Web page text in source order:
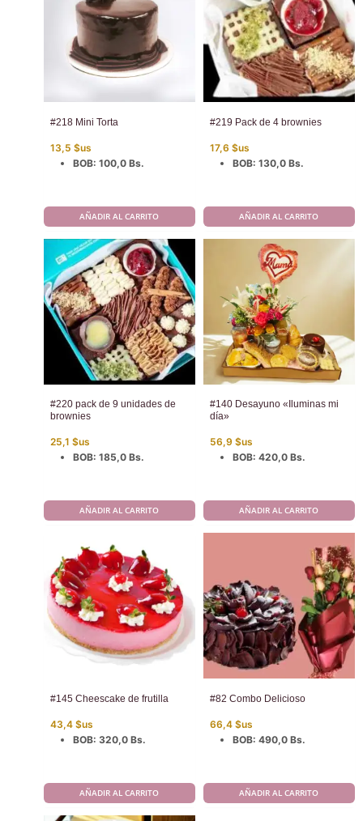
#218 Mini Torta
13,5 $us
BOB: 100,0 Bs.
AÑADIR AL CARRITO
#219 Pack de 4 brownies
17,6 $us
BOB: 130,0 Bs.
AÑADIR AL CARRITO
#220 pack de 9 unidades de
brownies
25,1 $us
BOB: 185,0 Bs.
AÑADIR AL CARRITO
#140 Desayuno «Iluminas mi
día»
56,9 $us
BOB: 420,0 Bs.
AÑADIR AL CARRITO
#145 Cheescake de frutilla
43,4 $us
BOB: 320,0 Bs.
AÑADIR AL CARRITO
#82 Combo Delicioso
66,4 $us
BOB: 490,0 Bs.
AÑADIR AL CARRITO